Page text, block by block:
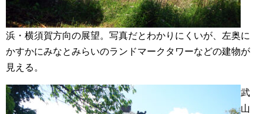
浜・横須賀方向の展望。写真だとわかりにくいが、左奥に
かすかにみなとみらいのランドマークタワーなどの建物が
見える。
武
山